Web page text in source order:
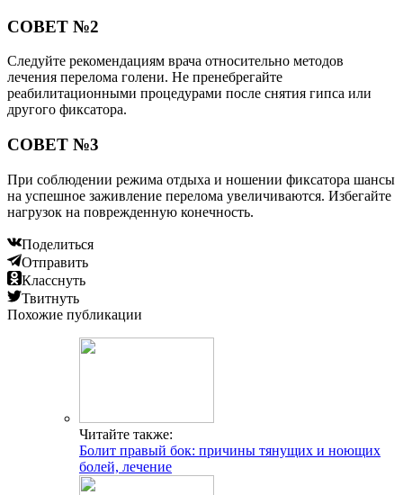
СОВЕТ №2
Следуйте рекомендациям врача относительно методов
лечения перелома голени. Не пренебрегайте
реабилитационными процедурами после снятия гипса или
другого фиксатора.
СОВЕТ №3
При соблюдении режима отдыха и ношении фиксатора шансы
на успешное заживление перелома увеличиваются. Избегайте
нагрузок на поврежденную конечность.
Поделиться
Отправить
Класснуть
Твитнуть
Похожие публикации
Читайте также:
Болит правый бок: причины тянущих и ноющих
болей, лечение